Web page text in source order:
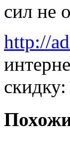
сил не
http://